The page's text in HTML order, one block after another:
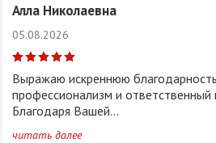
Алла Николаевна
05.08.2026
Выражаю искреннюю
профессионализм и
Благодаря Вашей...
читать далее